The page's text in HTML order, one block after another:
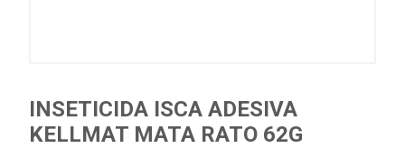
INSETICIDA ISCA ADESIVA
KELLMAT MATA RATO 62G